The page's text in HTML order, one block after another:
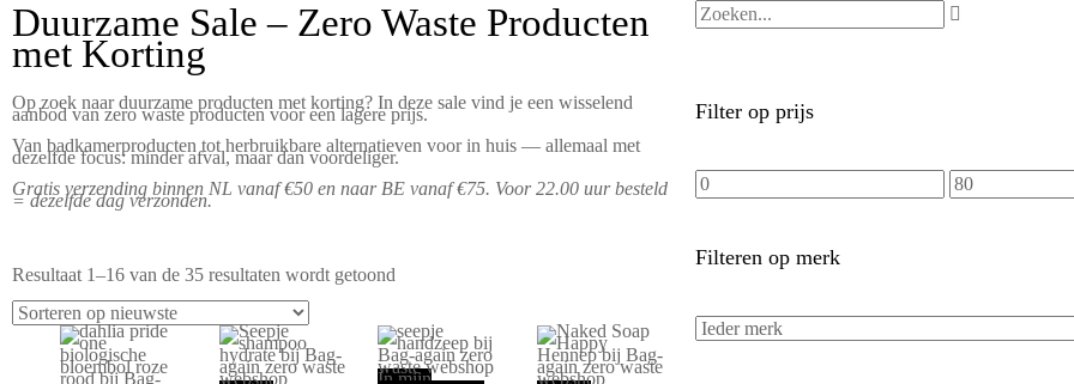
Duurzame Sale – Zero Waste Producten
met Korting
Op zoek naar duurzame producten met korting? In deze sale vind je een wisselend
aanbod van zero waste producten voor een lagere prijs.
Van badkamerproducten tot herbruikbare alternatieven voor in huis — allemaal met
dezelfde focus: minder afval, maar dan voordeliger.
Gratis verzending binnen NL vanaf €50 en naar BE vanaf €75. Voor 22.00 uur besteld
= dezelfde dag verzonden.
Resultaat 1–16 van de 35 resultaten wordt getoond
In mijn
Filter op prijs
Filteren op merk